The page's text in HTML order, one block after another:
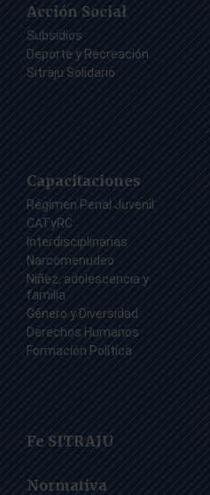
Acción Social
Subsidios
Deporte y Recreación
Sitraju Solidario
Capacitaciones
Régimen Penal Juvenil
CATyRC
Interdisciplinarias
Narcomenudeo
Niñez, adolescencia y
familia
Género y Diversidad
Derechos Humanos
Formación Política
Fe SITRAJU
Normativa